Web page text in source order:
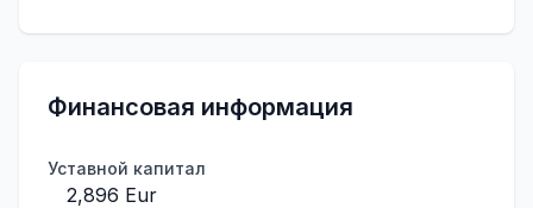
Финансовая информация
Уставной капитал
2,896 Eur